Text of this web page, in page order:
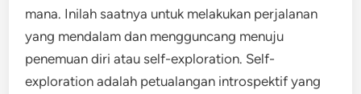
mana. Inilah saatnya untuk melakukan perjalanan
yang mendalam dan mengguncang menuju
penemuan diri atau self-exploration. Self-
exploration adalah petualangan introspektif yang